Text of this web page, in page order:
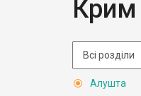
Крим
Алушта